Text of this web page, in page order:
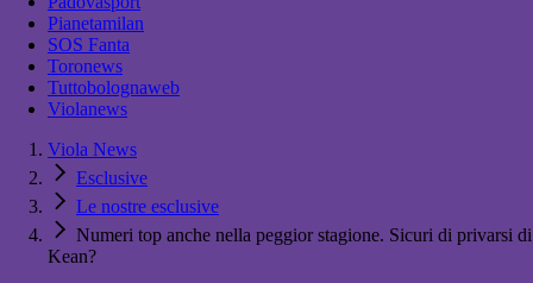
Pianetamilan
SOS Fanta
Toronews
Tuttobolognaweb
Violanews
Viola News
Esclusive
Le nostre esclusive
Numeri top anche nella peggior stagione. Sicuri di privarsi di
Kean?